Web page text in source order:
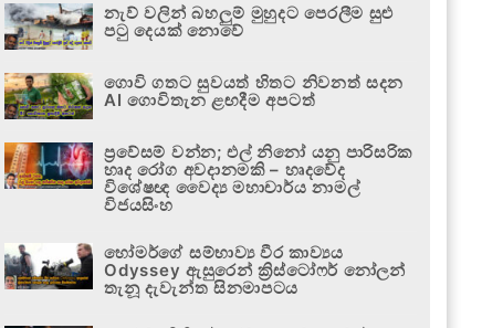
නැව් වලින් බහලුම් මුහුදට පෙරලීම සුළු
පටු දෙයක් නොවේ
ගොවි ගතට සුවයත් හිතට නිවනත් සදන
AI ගොවිතැන ළඟදීම අපටත්
ප්‍රවේසම් වන්න; එල් නිනෝ යනු පාරිසරික
හෘද රෝග අවදානමකි – හෘදවේද
විශේෂඥ වෛද්‍ය මහාචාර්ය නාමල්
විජයසිංහ
හෝමර්ගේ සම්භාව්‍ය වීර කාව්‍යය
Odyssey ඇසුරෙන් ක්‍රිස්ටෝෆර් නෝලන්
තැනූ දැවැන්ත සිනමාපටය